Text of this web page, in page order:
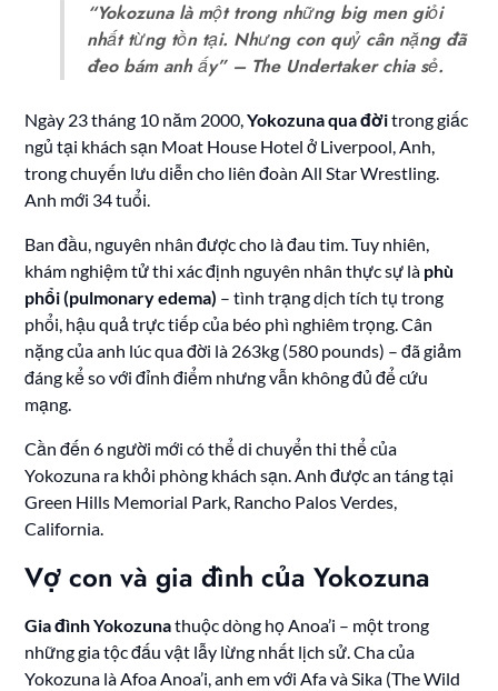
“Yokozuna là một trong những big men giỏi
nhất từng tồn tại. Nhưng con quỷ cân nặng đã
đeo bám anh ấy”– The Undertaker chia sẻ.
Ngày 23 tháng 10 năm 2000,Yokozuna qua đờitrong giấc
ngủ tại khách sạn Moat House Hotel ở Liverpool, Anh,
trong chuyến lưu diễn cho liên đoàn All Star Wrestling.
Anh mới 34 tuổi.
Ban đầu, nguyên nhân được cho là đau tim. Tuy nhiên,
khám nghiệm tử thi xác định nguyên nhân thực sự là phù
phổi (pulmonary edema) – tình trạng dịch tích tụ trong
phổi, hậu quả trực tiếp của béo phì nghiêm trọng. Cân
nặng của anh lúc qua đời là 263kg (580 pounds) – đã giảm
đáng kể so với đỉnh điểm nhưng vẫn không đủ để cứu
mạng.
Cần đến 6 người mới có thể di chuyển thi thể của
Yokozuna ra khỏi phòng khách sạn. Anh được an táng tại
Green Hills Memorial Park, Rancho Palos Verdes,
California.
Vợ con và gia đình của Yokozuna
Gia đình Yokozunathuộc dòng họ Anoa’i – một trong
những gia tộc đấu vật lẫy lừng nhất lịch sử. Cha của
Yokozuna là Afoa Anoa’i, anh em với Afa và Sika (The Wild